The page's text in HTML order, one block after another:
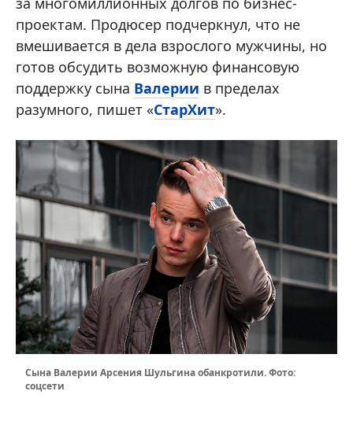
проектам. Продюсер подчеркнул, что не
вмешивается в дела взрослого мужчины, но
готов обсудить возможную финансовую
поддержку сына Валерии в пределах
разумного, пишет «СтарХит».
Сына Валерии Арсения Шульгина обанкротили. Фото:
соцсети